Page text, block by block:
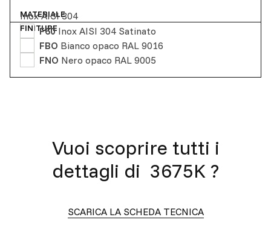
MATERIALE
Inox AISI 304
FINITURE
F60 Inox AISI 304 Satinato
FBO Bianco opaco RAL 9016
FNO Nero opaco RAL 9005
Vuoi scoprire tutti i
dettagli di 3675K ?
SCARICA LA SCHEDA TECNICA